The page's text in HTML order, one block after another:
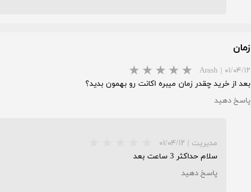
زمان
Arash | ۰۱/۰۴/۱۲
بعد از خرید چقدر زمان میبره اکانت رو بهمون بدید؟
پاسخ دهید
مدیریت | ۰۱/۰۴/۱۲
سلام حداکثر 3 ساعت بعد
پاسخ دهید